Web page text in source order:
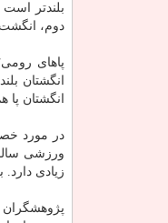
بلندتر
دوم،
پاهای
انگشتان
انگشتان پا
در مورد
ورزشی
زیادی دارد.